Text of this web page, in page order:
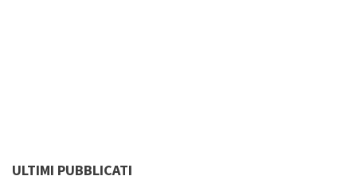
ULTIMI PUBBLICATI